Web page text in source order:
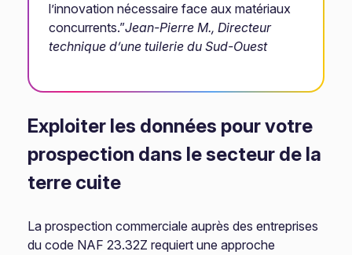
l’innovation nécessaire face aux matériaux
concurrents.”Jean-Pierre M., Directeur
technique d’une tuilerie du Sud-Ouest
Exploiter les données pour votre
prospection dans le secteur de la
terre cuite
La prospection commerciale auprès des entreprises
du code NAF 23.32Z requiert une approche